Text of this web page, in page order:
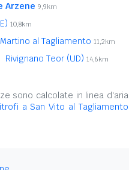
Arzene 9,9km
10,8km
al Tagliamento 11,2km
Rivignano Teor (UD) 14,6km
sono calcolate in linea d'aria
a San Vito al Tagliamento